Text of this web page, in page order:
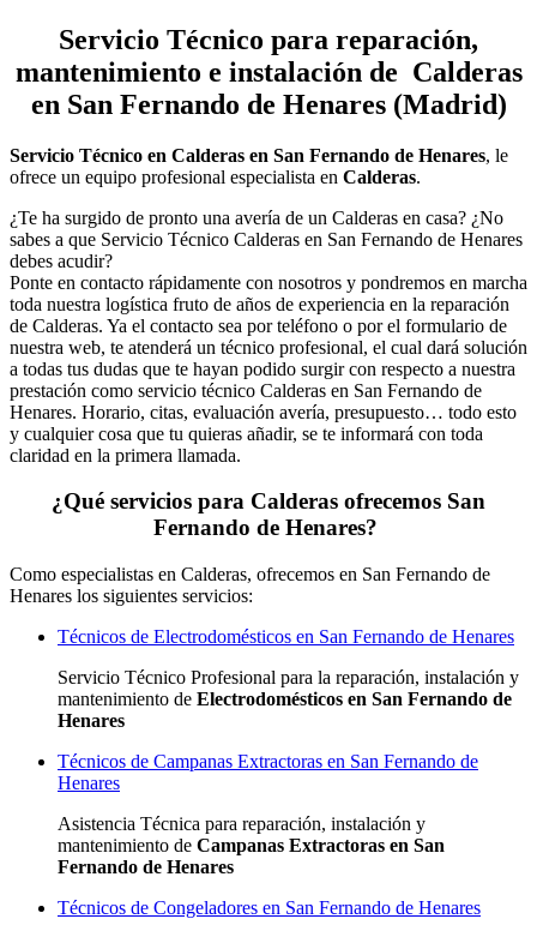
Servicio Técnico para reparación,
mantenimiento e instalación de Calderas
en San Fernando de Henares (Madrid)
Servicio Técnico en Calderas en San Fernando de Henares, le
ofrece un equipo profesional especialista en Calderas.
¿Te ha surgido de pronto una avería de un Calderas en casa? ¿No
sabes a que Servicio Técnico Calderas en San Fernando de Henares
debes acudir?
Ponte en contacto rápidamente con nosotros y pondremos en marcha
toda nuestra logística fruto de años de experiencia en la reparación
de Calderas. Ya el contacto sea por teléfono o por el formulario de
nuestra web, te atenderá un técnico profesional, el cual dará solución
a todas tus dudas que te hayan podido surgir con respecto a nuestra
prestación como servicio técnico Calderas en San Fernando de
Henares. Horario, citas, evaluación avería, presupuesto… todo esto
y cualquier cosa que tu quieras añadir, se te informará con toda
claridad en la primera llamada.
¿Qué servicios para Calderas ofrecemos San
Fernando de Henares?
Como especialistas en Calderas, ofrecemos en San Fernando de
Henares los siguientes servicios:
Técnicos de Electrodomésticos en San Fernando de Henares
Servicio Técnico Profesional para la reparación, instalación y
mantenimiento de Electrodomésticos en San Fernando de
Henares
Técnicos de Campanas Extractoras en San Fernando de
Henares
Asistencia Técnica para reparación, instalación y
mantenimiento de Campanas Extractoras en San
Fernando de Henares
Técnicos de Congeladores en San Fernando de Henares